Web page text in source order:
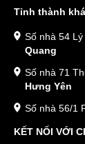
Tỉnh thành
Số nhà 54
Quang
Số nhà 71
Hưng Yên
Số nhà 56/1
KẾT NỐI VỚI